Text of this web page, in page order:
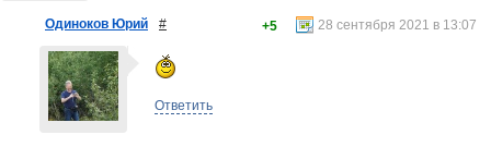
Одиноков Юрий # 28 сентября 2021 в 13:07
+5
Ответить